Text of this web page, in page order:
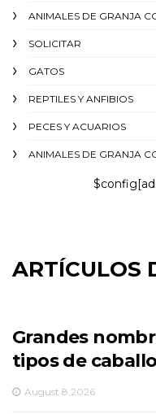
ANIMALES DE GRANJA
SOLICITAR
GATOS
REPTILES Y ANFIBIOS
PECES Y ACUARIOS
ANIMALES DE GRANJA
ARTÍCULOS
Grandes
tipos de
August 8,2026